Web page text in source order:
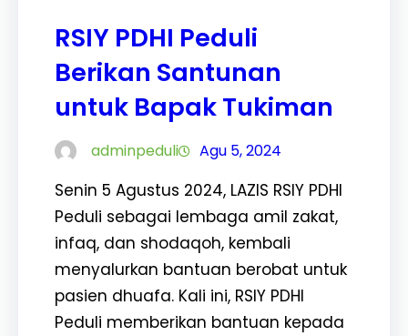
RSIY PDHI Peduli
Berikan Santunan
untuk Bapak Tukiman
adminpeduli Agu 5, 2024
Senin 5 Agustus 2024, LAZIS RSIY PDHI
Peduli sebagai lembaga amil zakat,
infaq, dan shodaqoh, kembali
menyalurkan bantuan berobat untuk
pasien dhuafa. Kali ini, RSIY PDHI
Peduli memberikan bantuan kepada